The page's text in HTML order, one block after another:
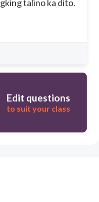
talino ka dito.
Edit questions
to suit your class